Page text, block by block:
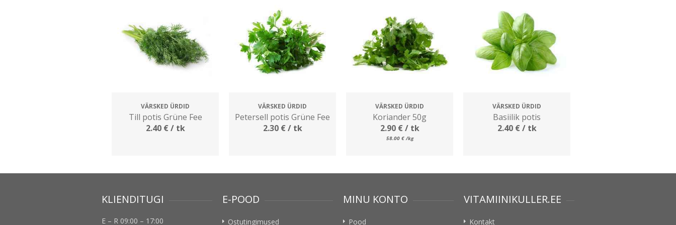
VÄRSKED ÜRDID
Till potis Grüne Fee
2.40 €/ tk
VÄRSKED ÜRDID
Petersell potis Grüne Fee
2.30 €/ tk
VÄRSKED ÜRDID
Koriander 50g
2.90 €/ tk
58.00 € /kg
VÄRSKED ÜRDID
Basiilik potis
2.40 €/ tk
KLIENDITUGI
E – R 09:00 – 17:00
E-POOD
Ostutingimused
MINU KONTO
Pood
VITAMIINIKULLER.EE
Kontakt